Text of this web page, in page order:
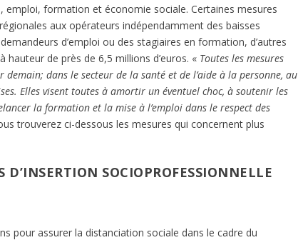
emploi, formation et économie sociale. Certaines mesures
aux opérateurs indépendamment des baisses
d’emploi ou des stagiaires en formation, d’autres
de près de 6,5 millions d’euros. « Toutes les mesures
dans le secteur de la santé et de l’aide à la personne, au
Elles visent toutes à amortir un éventuel choc, à soutenir les
la formation et la mise à l’emploi dans le respect des
trouverez ci-dessous les mesures qui concernent plus
D’INSERTION SOCIOPROFESSIONNELLE
pour assurer la distanciation sociale dans le cadre du